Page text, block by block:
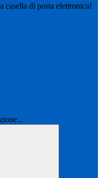
casella di posta elettronica!